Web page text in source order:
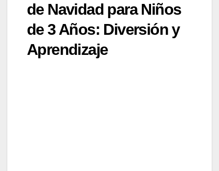
de Navidad para Niños
de 3 Años: Diversión y
Aprendizaje